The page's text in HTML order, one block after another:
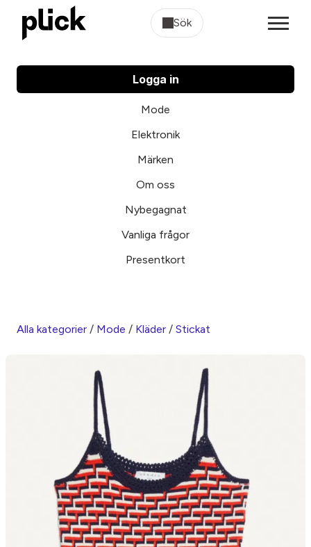
Sök
Logga in
Mode
Elektronik
Märken
Om oss
Nybegagnat
Vanliga frågor
Presentkort
Alla kategorier / Mode / Kläder / Stickat